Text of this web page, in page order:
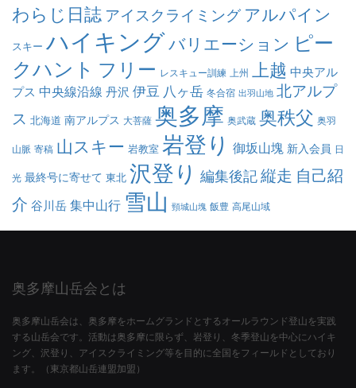
わらじ日誌 アイスクライミング アルパイン
スキー ハイキングバリエーション ピー
クハント フリー レスキュー訓練 上州 上越 中央アル
プス 中央線沿線 丹沢 伊豆 八ヶ岳 冬合宿 出羽山地 北アルプ
ス 北海道 南アルプス 大菩薩 奥多摩 奥武蔵 奥秩父 奥羽
山脈 寄稿 山スキー 岩教室 岩登り 御坂山塊 新入会員 日
光 最終号に寄せて 東北 沢登り 編集後記縦走 自己紹
介 谷川岳集中山行 雪山 頸城山塊 飯豊 高尾山域
奥多摩山岳会とは
奥多摩山岳会は、奥多摩をホームグランドとするオールラウンド登山を実践
する山岳会です。活動は奥多摩に限らず、岩登り、冬季登山を中心にハイキ
ング、沢登り、アイスクライミング等を目的に全国をフィールドとしており
ます。（東京都山岳連盟加盟）